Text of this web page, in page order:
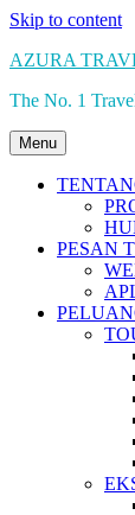
Skip to content
AZURA
The No. 1
Menu
PESAN